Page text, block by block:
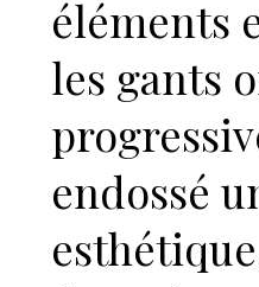
éléments
les gants
endossé